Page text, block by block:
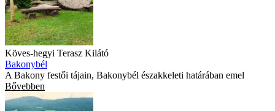
Köves-hegyi Terasz Kilátó
Bakonybél
A Bakony festői tájain, Bakonybél északkeleti határában emel
Bővebben